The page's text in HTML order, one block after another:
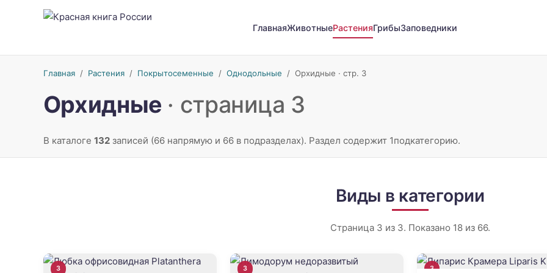
ГлавнаяЖивотныеРастенияГрибыЗаповедники
Главная/ Растения/ Покрытосеменные / Однодольные / Орхидные · стр. 3
Орхидные · страница 3
В каталоге 132записей (66 напрямую и 66 в подразделах). Раздел содержит 1подкатегорию.
Виды в категории
Страница 3 из 3. Показано 18 из 66.
3 3 3